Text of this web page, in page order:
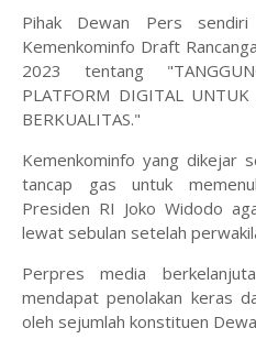
Pihak Dewan Pers
Kemenkominfo Draft
2023 tentang
PLATFORM DIGITAL UNTUK
BERKUALITAS."
Kemenkominfo yang dikejar
tancap gas untuk
Presiden RI Joko Widodo
lewat sebulan setelah
Perpres media
mendapat penolakan keras
oleh sejumlah konstituen